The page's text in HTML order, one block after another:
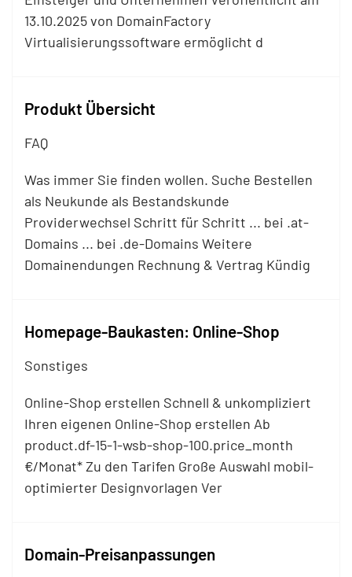
13.10.2025 von DomainFactory
Virtualisierungssoftware ermöglicht d
Produkt Übersicht
FAQ
Was immer Sie finden wollen. Suche Bestellen
als Neukunde als Bestandskunde
Providerwechsel Schritt für Schritt ... bei .at-
Domains ... bei .de-Domains Weitere
Domainendungen Rechnung & Vertrag Kündig
Homepage-Baukasten: Online-Shop
Sonstiges
Online-Shop erstellen Schnell & unkompliziert
Ihren eigenen Online-Shop erstellen Ab
product.df-15-1-wsb-shop-100.price_month
€/Monat* Zu den Tarifen Große Auswahl mobil-
optimierter Designvorlagen Ver
Domain-Preisanpassungen